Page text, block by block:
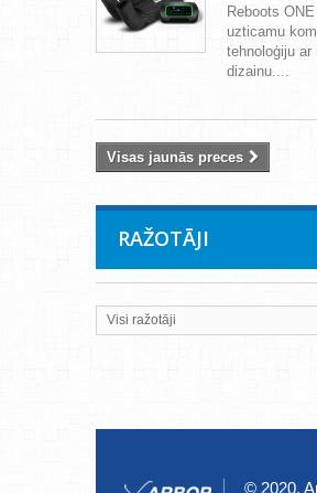
Reboots
uzticamu
tehnoloģiju ar
dizainu....
Visas jaunās preces
RAŽOTĀJI
Visi ražotāji
© 2020,